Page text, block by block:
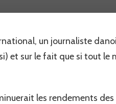
un journaliste
et sur le fait que si tout le
les rendements